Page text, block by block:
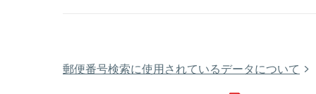
郵便番号検索に使用されているデータについて